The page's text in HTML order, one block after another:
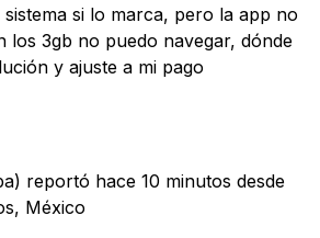
sistema si lo marca, pero la app no
los 3gb no puedo navegar, dónde
y ajuste a mi pago
reportó hace 10 minutos desde
México